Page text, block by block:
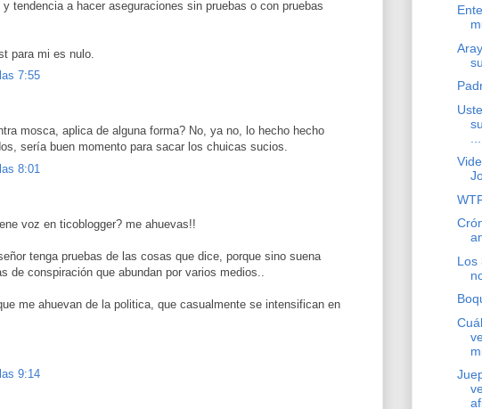
tendencia a hacer aseguraciones sin pruebas o con pruebas
para mi es nulo.
7:55
mosca, aplica de alguna forma? No, ya no, lo hecho hecho
sería buen momento para sacar los chuicas sucios.
8:01
voz en ticoblogger? me ahuevas!!
tenga pruebas de las cosas que dice, porque sino suena
de conspiración que abundan por varios medios..
me ahuevan de la politica, que casualmente se intensifican en
9:14
Los